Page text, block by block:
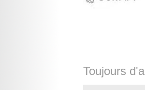
Toujours